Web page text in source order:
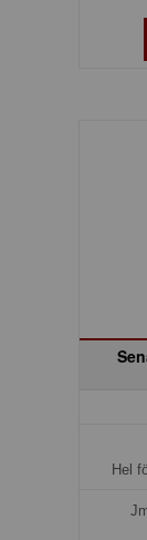
Hel